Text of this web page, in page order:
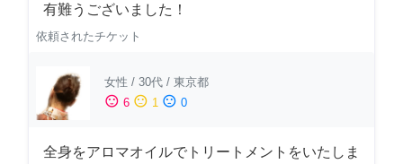
有難うございました！
依頼されたチケット
女性 / 30代 / 東京都
sentiment_satisfied 6 sentiment_neutral 1 sentiment_dissatisfied 0
全身をアロマオイルでトリートメントをいたしま